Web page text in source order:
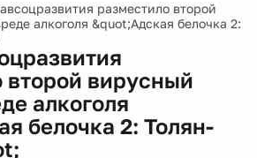
разместило второй
алкоголя &quot;Адская белочка 2:
второй вирусный
алкоголя
белочка 2: Толян-